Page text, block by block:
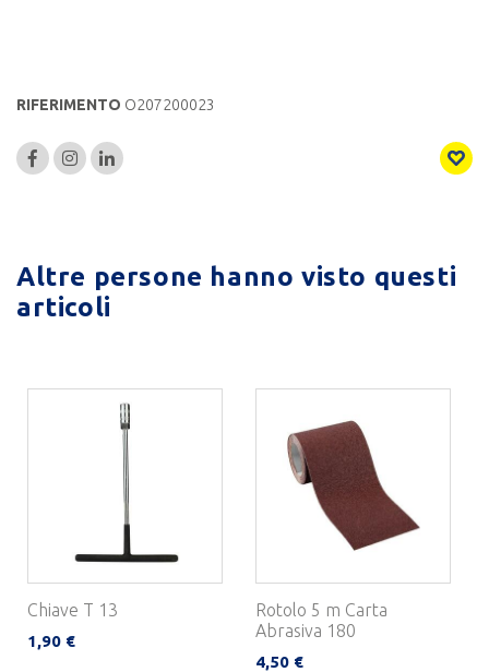
RIFERIMENTO O207200023
Altre persone hanno visto questi
articoli
Chiave T 13
1,90 €
Rotolo 5 m Carta
Abrasiva 180
4,50 €